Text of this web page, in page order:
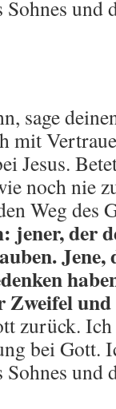
und
sage
mit
Jesus.
noch nie
Weg des
jener, der
zurück. Ich
bei Gott.
und